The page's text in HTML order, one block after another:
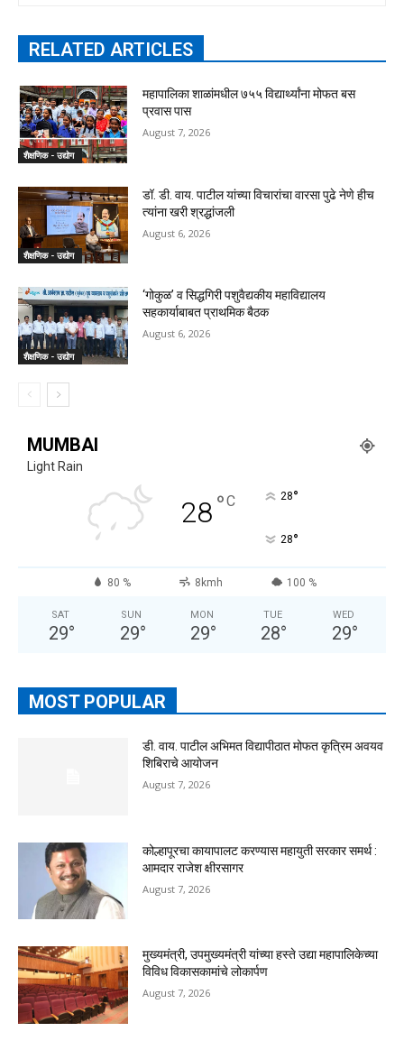
RELATED ARTICLES
शैक्षणिक - उद्योग
महापालिका शाळांमधील ७५५ विद्यार्थ्यांना मोफत बस
प्रवास पास
August 7, 2026
शैक्षणिक - उद्योग
डॉ. डी. वाय. पाटील यांच्या विचारांचा वारसा पुढे नेणे हीच
त्यांना खरी श्रद्धांजली
August 6, 2026
शैक्षणिक - उद्योग
‘गोकुळ’ व सिद्धगिरी पशुवैद्यकीय महाविद्यालय
सहकार्याबाबत प्राथमिक बैठक
August 6, 2026
MUMBAI
Light Rain
28°C 28°
28°
80 % 8kmh 100 %
SAT
29°
SUN
29°
MON
29°
TUE
28°
WED
29°
MOST POPULAR
डी. वाय. पाटील अभिमत विद्यापीठात मोफत कृत्रिम अवयव
शिबिराचे आयोजन
August 7, 2026
कोल्हापूरचा कायापालट करण्यास महायुती सरकार समर्थ :
आमदार राजेश क्षीरसागर
August 7, 2026
मुख्यमंत्री, उपमुख्यमंत्री यांच्या हस्ते उद्या महापालिकेच्या
विविध विकासकामांचे लोकार्पण
August 7, 2026